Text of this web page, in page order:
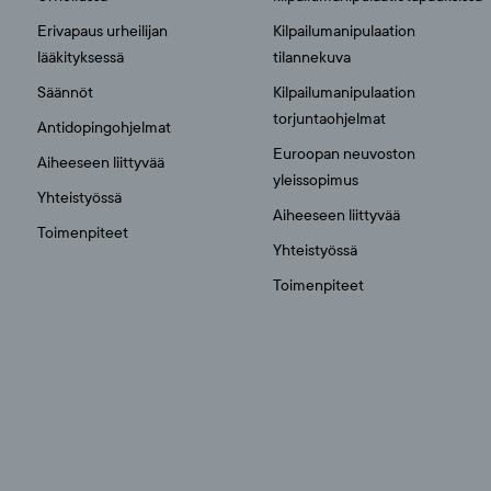
i
e
n
s
i
Erivapaus urheilijan
lääkityksessä
Säännöt
Antidopingohjelmat
Aiheeseen liittyvää
Yhteistyössä
Toimenpiteet
Kilpailumanipulaation
tilannekuva
Kilpailumanipulaation
torjuntaohjelmat
Euroopan neuvoston
yleissopimus
Aiheeseen liittyvää
Yhteistyössä
Toimenpiteet